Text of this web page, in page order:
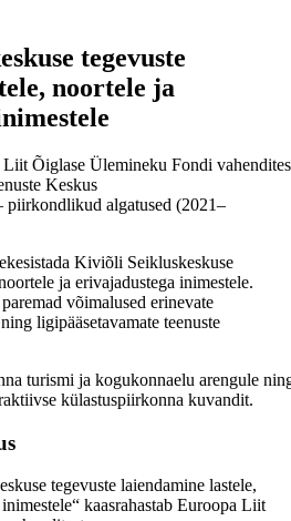
tegevuste
noortele ja
Liit Õiglase Ülemineku Fondi
Keskus
piirkondlikud algatused (2021–
Kiviõli Seikluskeskuse
ja erivajadustega inimestele.
võimalused erinevate
ligipääsetavamate teenuste
turismi ja kogukonnaelu arengule
külastuspiirkonna kuvandit.
tegevuste laiendamine lastele,
kaasrahastab Euroopa Liit